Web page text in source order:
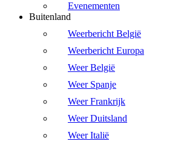
Evenementen
Buitenland
Weerbericht België
Weerbericht Europa
Weer België
Weer Spanje
Weer Frankrijk
Weer Duitsland
Weer Italië